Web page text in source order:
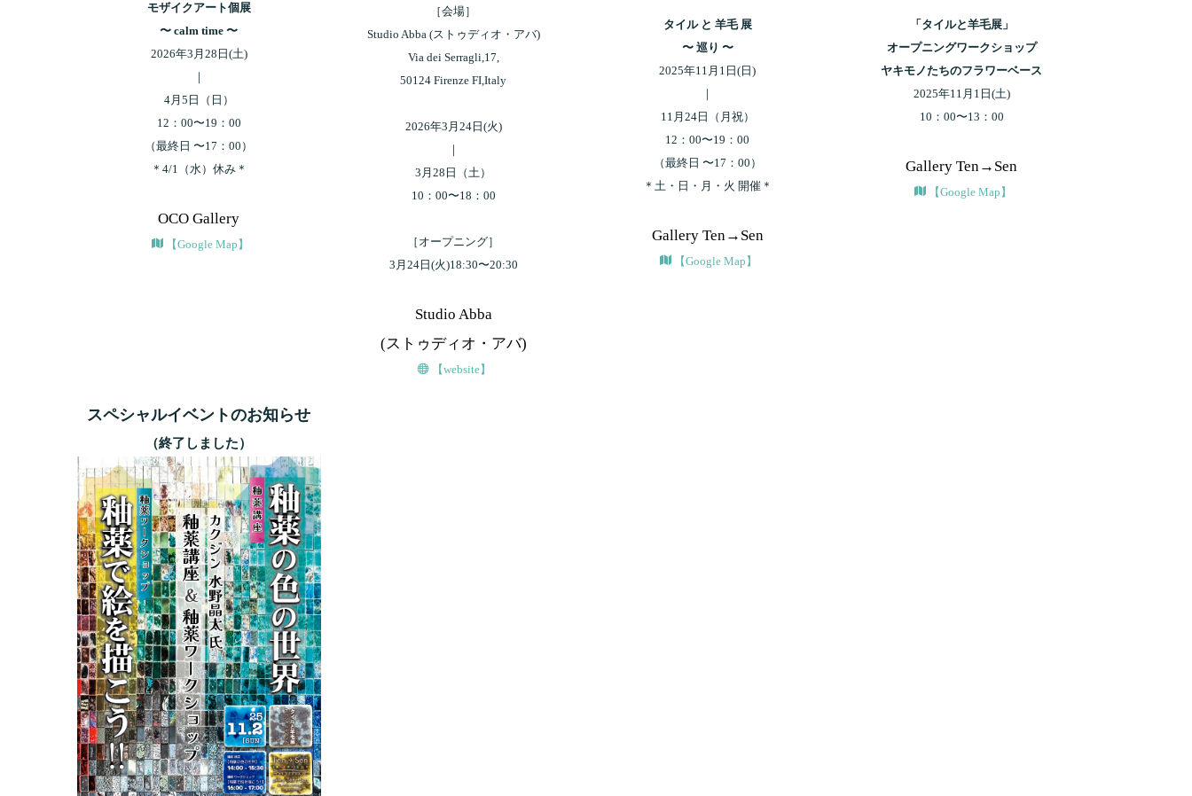
モザイクアート個展
〜 calm time 〜
2026年3月28日(土)
｜
4月5日（日）
12：00〜19：00
（最終日 〜17：00）
＊4/1（水）休み＊
OCO Gallery
【Google Map】
［会場］
Studio Abba (ストゥディオ・アバ)
Via dei Serragli,17,
50124 Firenze FI,Italy
2026年3月24日(火)
｜
3月28日（土）
10：00〜18：00
［オープニング］
3月24日(火)18:30〜20:30
Studio Abba
(ストゥディオ・アバ)
【website】
タイル と 羊毛 展
〜 巡り 〜
2025年11月1日(日)
｜
11月24日（月祝）
12：00〜19：00
（最終日 〜17：00）
＊土・日・月・火 開催＊
Gallery Ten→Sen
【Google Map】
「タイルと羊毛展」
オープニングワークショップ
ヤキモノたちのフラワーベース
2025年11月1日(土)
10：00〜13：00
Gallery Ten→Sen
【Google Map】
スペシャルイベントのお知らせ
（終了しました）